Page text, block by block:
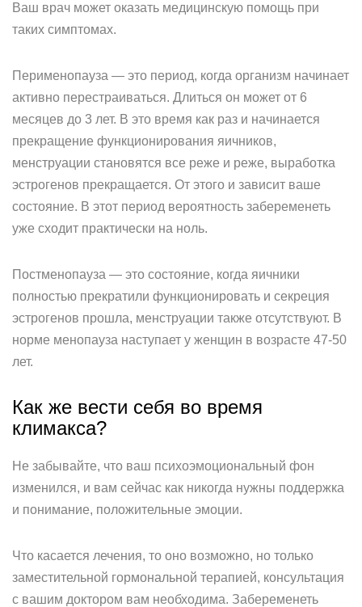
Ваш врач может оказать медицинскую помощь при
таких симптомах.
Перименопауза — это период, когда организм начинает
активно перестраиваться. Длиться он может от 6
месяцев до 3 лет. В это время как раз и начинается
прекращение функционирования яичников,
менструации становятся все реже и реже, выработка
эстрогенов прекращается. От этого и зависит ваше
состояние. В этот период вероятность забеременеть
уже сходит практически на ноль.
Постменопауза — это состояние, когда яичники
полностью прекратили функционировать и секреция
эстрогенов прошла, менструации также отсутствуют. В
норме менопауза наступает у женщин в возрасте 47-50
лет.
Как же вести себя во время
климакса?
Не забывайте, что ваш психоэмоциональный фон
изменился, и вам сейчас как никогда нужны поддержка
и понимание, положительные эмоции.
Что касается лечения, то оно возможно, но только
заместительной гормональной терапией, консультация
с вашим доктором вам необходима. Забеременеть